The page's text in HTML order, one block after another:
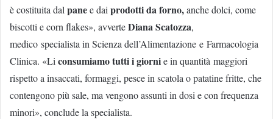
è costituita dal panee dai prodotti da forno,anche dolci, come
biscotti e corn flakes», avverteDiana Scatozza,
medico specialista in Scienza dell’Alimentazione e Farmacologia
Clinica. «Li consumiamo tutti i giornie in quantità maggiori
rispetto a insaccati, formaggi, pesce in scatola o patatine fritte, che
contengono più sale, ma vengono assunti in dosi e con frequenza
minori», conclude la specialista.